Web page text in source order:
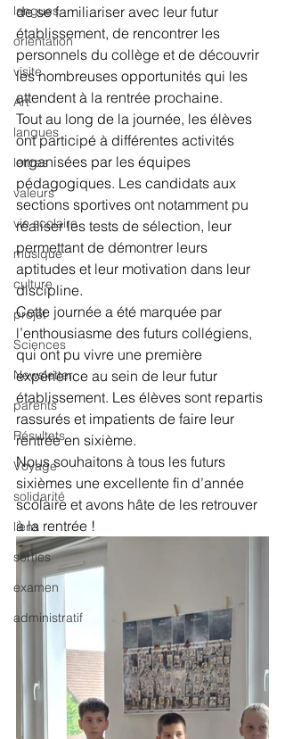
langues
orientation
visite
Art
langues
lettres
valeurs
vie scolaire
musique
culture
projet
Sciences
Newsletter
parents
Résultats
Voyage
solidarité
liens
sorties
examen
administratif
de se familiariser avec leur futur
établissement, de rencontrer les
personnels du collège et de découvrir
les nombreuses opportunités qui les
attendent à la rentrée prochaine.
Tout au long de la journée, les élèves
ont participé à différentes activités
organisées par les équipes
pédagogiques. Les candidats aux
sections sportives ont notamment pu
réaliser les tests de sélection, leur
permettant de démontrer leurs
aptitudes et leur motivation dans leur
discipline.
Cette journée a été marquée par
l’enthousiasme des futurs collégiens,
qui ont pu vivre une première
expérience au sein de leur futur
établissement. Les élèves sont repartis
rassurés et impatients de faire leur
rentrée en sixième.
Nous souhaitons à tous les futurs
sixièmes une excellente fin d’année
scolaire et avons hâte de les retrouver
à la rentrée !